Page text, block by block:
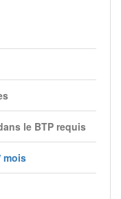
le BTP requis
mois